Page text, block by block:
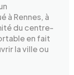
à Rennes, à
du centre-
en fait
la ville ou